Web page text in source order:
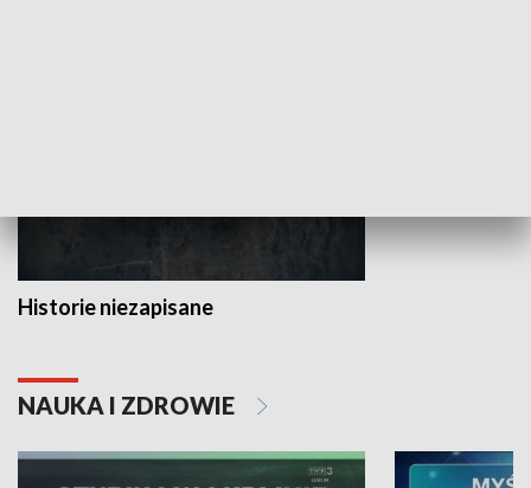
Historie niezapisane
NAUKA I ZDROWIE